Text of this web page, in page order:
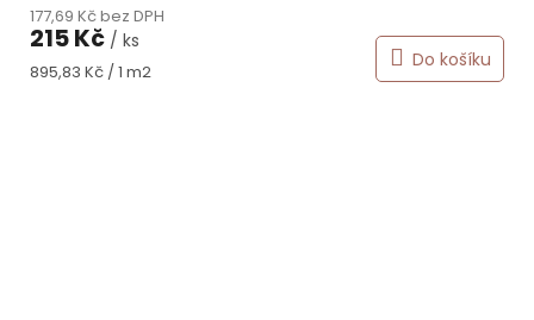
177,69 Kč bez DPH
215 Kč / ks
Měrná
895,83 Kč / 1 m2 Do košíku